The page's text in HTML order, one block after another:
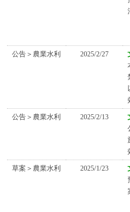
公告＞農業水利 2025/2/27
公告＞農業水利 2025/2/13
草案＞農業水利 2025/1/23